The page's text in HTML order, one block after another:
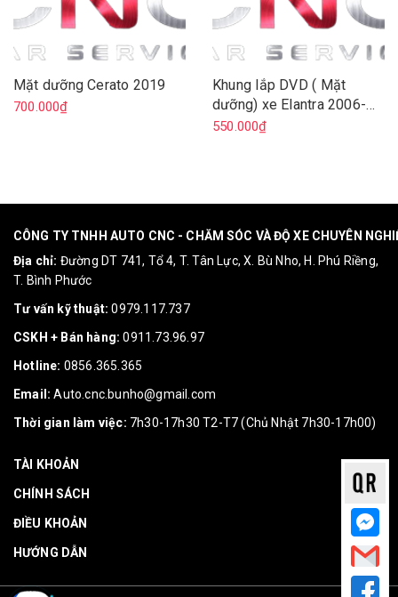
Mặt dưỡng Cerato 2019
700.000₫
Khung lắp DVD ( Mặt
dưỡng) xe Elantra 2006-
2011
550.000₫
CÔNG TY TNHH AUTO CNC - CHĂM SÓC VÀ ĐỘ XE CHUYÊN
Địa chỉ: Đường DT 741, Tổ 4, T. Tân Lực, X. Bù Nho, H. Phú Riềng,
T. Bình Phước
Tư vấn kỹ thuật: 0979.117.737
CSKH + Bán hàng: 0911.73.96.97
Hotline: 0856.365.365
Email: Auto.cnc.bunho@gmail.com
Thời gian làm việc: 7h30-17h30 T2-T7 (Chủ Nhật 7h30-17h00)
TÀI KHOẢN
CHÍNH SÁCH
ĐIỀU KHOẢN
HƯỚNG DẪN